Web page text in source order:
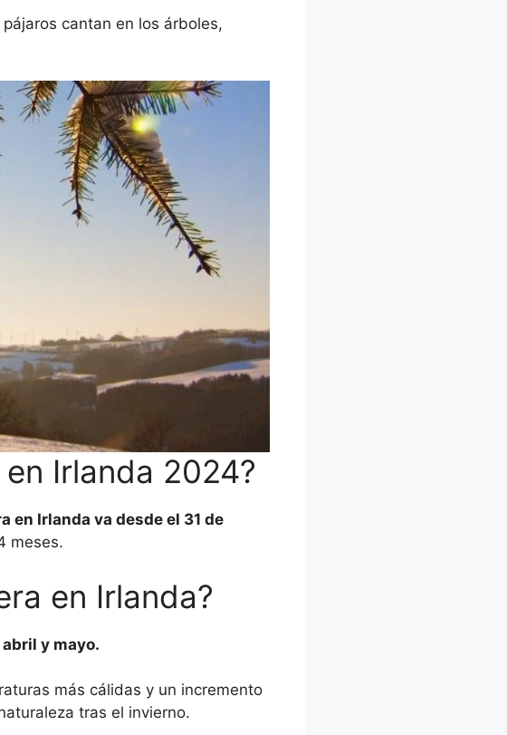
cantan en los árboles,
Irlanda 2024?
en Irlanda va desde el 31 de
meses.
en Irlanda?
y mayo.
más cálidas y un incremento
tras el invierno.